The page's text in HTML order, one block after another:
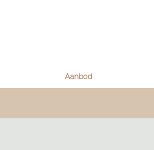
Aanbod